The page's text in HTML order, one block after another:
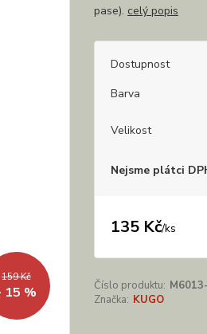
159 Kč
15 %
pase). celý popis
Dostupnost
Barva
Velikost
Nejsme plátci
135 Kč/ks
Číslo produktu:
Značka: KUGO